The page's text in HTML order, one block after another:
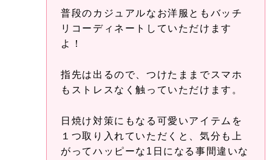
普段のカジュアルなお洋服ともバッチ
リコーディネートしていただけます
よ！
指先は出るので、つけたままでスマホ
もストレスなく触っていただけます。
日焼け対策にもなる可愛いアイテムを
１つ取り入れていただくと、気分も上
がってハッピーな1日になる事間違いな